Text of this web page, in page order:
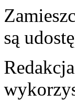
są